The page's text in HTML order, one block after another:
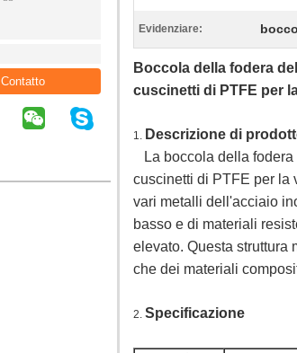
Contatto
Evidenziare:
Boccola della fodera
cuscinetti di PTFE per
1. Descrizione di
La boccola della
cuscinetti di PTFE per la
vari metalli dell'acciaio
basso e di materiali
elevato. Questa struttura
che dei materiali
2. Specificazione